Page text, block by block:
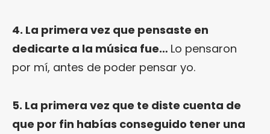
4. La primera vez que pensaste en
dedicarte a la música fue… Lo pensaron
por mí, antes de poder pensar yo.
5. La primera vez que te diste cuenta de
que por fin habías conseguido tener una